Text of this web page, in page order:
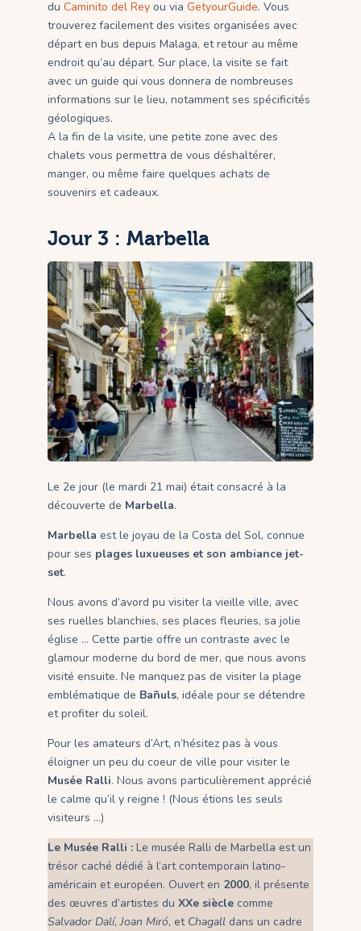
du Caminito del Rey ou via GetyourGuide. Vous
trouverez facilement des visites organisées avec
départ en bus depuis Malaga, et retour au même
endroit qu’au départ. Sur place, la visite se fait
avec un guide qui vous donnera de nombreuses
informations sur le lieu, notamment ses spécificités
géologiques.
A la fin de la visite, une petite zone avec des
chalets vous permettra de vous déshaltérer,
manger, ou même faire quelques achats de
souvenirs et cadeaux.
Jour 3 : Marbella
Le 2e jour (le mardi 21 mai) était consacré à la
découverte de Marbella.
Marbella est le joyau de la Costa del Sol, connue
pour ses plages luxueuses et son ambiance jet-
set.
Nous avons d’avord pu visiter la vieille ville, avec
ses ruelles blanchies, ses places fleuries, sa jolie
église … Cette partie offre un contraste avec le
glamour moderne du bord de mer, que nous avons
visité ensuite. Ne manquez pas de visiter la plage
emblématique de Bañuls, idéale pour se détendre
et profiter du soleil.
Pour les amateurs d’Art, n’hésitez pas à vous
éloigner un peu du coeur de ville pour visiter le
Musée Ralli. Nous avons particulièrement apprécié
le calme qu’il y reigne ! (Nous étions les seuls
visiteurs …)
Le Musée Ralli : Le musée Ralli de Marbella est un
trésor caché dédié à l’art contemporain latino-
américain et européen. Ouvert en 2000, il présente
des œuvres d’artistes du XXe siècle comme
Salvador Dalí,Joan Miró, et Chagall dans un cadre